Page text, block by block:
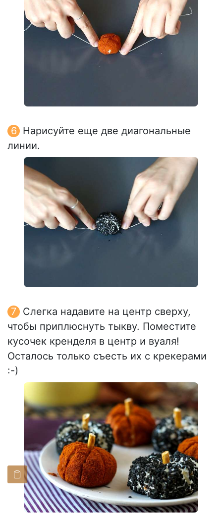
Нарисуйте еще две диагональные
линии.
Слегка надавите на центр сверху,
чтобы приплюснуть тыкву. Поместите
кусочек кренделя в центр и вуаля!
Осталось только съесть их с крекерами
:-)